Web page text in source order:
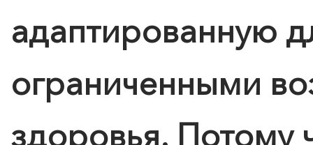
адаптированную
ограниченными
здоровья. Потому
Расписание